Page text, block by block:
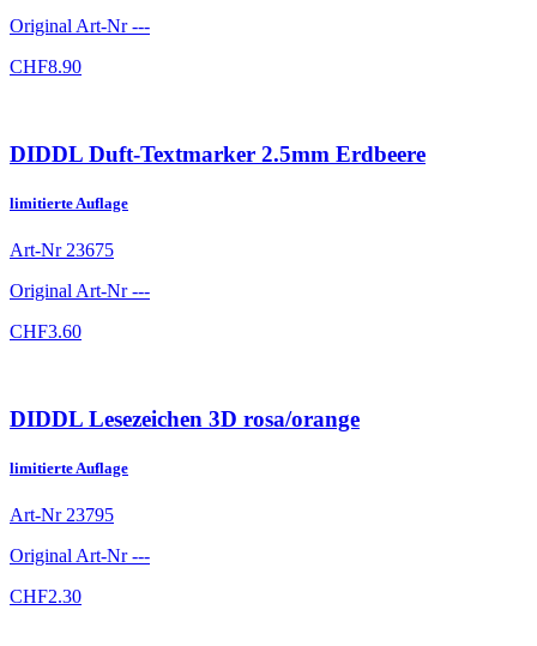
Original Art-Nr---
CHF8.90
DIDDL Duft-Textmarker 2.5mm Erdbeere
limitierte Auflage
Art-Nr 23675
Original Art-Nr---
CHF3.60
DIDDL Lesezeichen 3D rosa/orange
limitierte Auflage
Art-Nr 23795
Original Art-Nr---
CHF2.30